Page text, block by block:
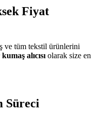
Fiyat
ve tüm tekstil ürünlerini
alıcısı olarak size en
Süreci